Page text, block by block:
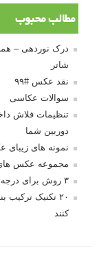
مطالب محبوب
شاتر
نقد عکس #۹۹
سوالات عکاسی
تنظیمات فلاش
دوربین شما
نمونه های
مجموعه عکس
۳ روش برای درجه بندی و تنظیم دقیق رنگ در فتوشاپ
۲۰ تکنیک
کنند